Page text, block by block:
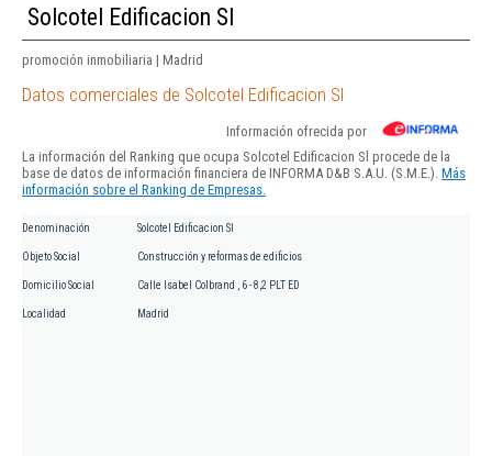
Solcotel Edificacion Sl
promoción inmobiliaria | Madrid
Datos comerciales de Solcotel Edificacion Sl
Información ofrecida por
La información del Ranking que ocupa Solcotel Edificacion Sl procede de la
base de datos de información financiera de INFORMA D&B S.A.U. (S.M.E.). Más
información sobre el Ranking de Empresas.
Denominación Solcotel Edificacion Sl
Objeto Social Construcción y reformas de edificios
Domicilio Social Calle Isabel Colbrand , 6 - 8,2 PLT ED
Localidad Madrid